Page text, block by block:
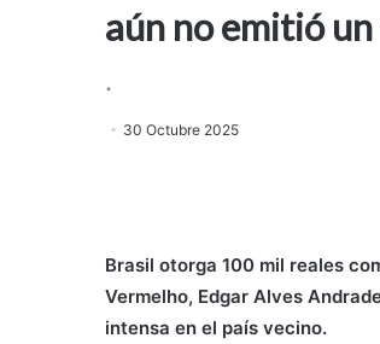
aún no emitió
.
30 Octubre 2025
Brasil otorga 100 mil reales
Vermelho, Edgar Alves
intensa en el país vecino.